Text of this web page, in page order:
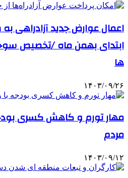
اعمال عوارض جدید آزادراهی
ابتدای بهمن ماه /تخصیص
ها
۱۴۰۳/۰۹/۲۶
مهار تورم و کاهش کسری
مردم
۱۴۰۳/۰۹/۱۲